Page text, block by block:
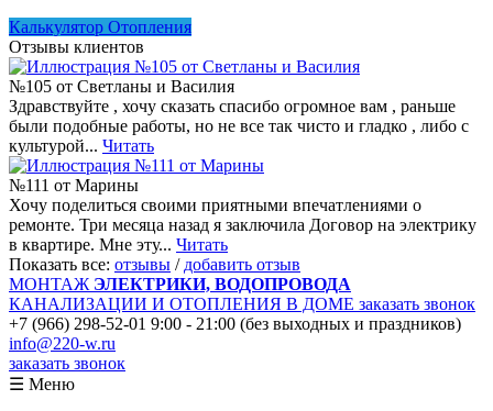
Калькулятор Отопления
Отзывы клиентов
№105 от Светланы и Василия
Здравствуйте , хочу сказать спасибо огромное вам , раньше
были подобные работы, но не все так чисто и гладко , либо с
культурой... Читать
№111 от Марины
Хочу поделиться своими приятными впечатлениями о
ремонте. Три месяца назад я заключила Договор на электрику
в квартире. Мне эту... Читать
Показать все: отзывы / добавить отзыв
МОНТАЖ ЭЛЕКТРИКИ, ВОДОПРОВОДА
КАНАЛИЗАЦИИ И ОТОПЛЕНИЯ В ДОМЕ заказать звонок
+7 (966) 298-52-01 9:00 - 21:00 (без выходных и праздников)
info@220-w.ru
заказать звонок
☰ Меню